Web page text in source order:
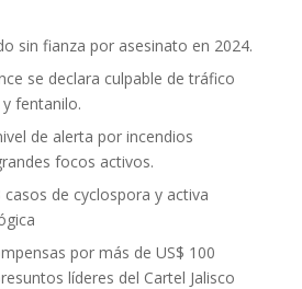
sin fianza por asesinato en 2024.
se declara culpable de tráfico
fentanilo.
de alerta por incendios
focos activos.
de cyclospora y activa
por más de US$ 100
líderes del Cartel Jalisco